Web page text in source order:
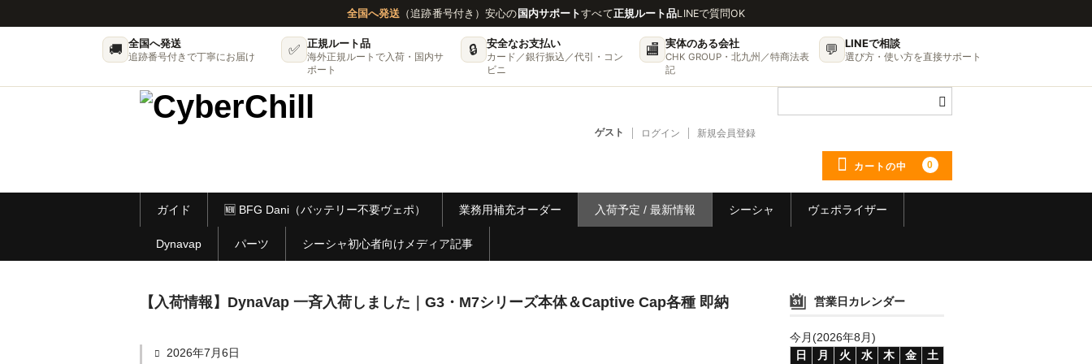
全国へ発送 （追跡番号付き）安心の 国内サポートすべて正規ルート品LINEで質問OK
🚚 全国へ発送
追跡番号付きで丁寧にお届け ✅ 正規ルート品
海外正規ルートで入荷・国内サ
ポート
🔒 安全なお支払い
カード／銀行振込／代引・コン
ビニ
🏬 実体のある会社
CHK GROUP・北九州／特商法表
記
💬 LINEで相談
選び方・使い方を直接サポート
ゲスト ログイン 新規会員登録
カートの中 0
ガイド 🆕 BFG Dani（バッテリー不要ヴェポ） 業務用補充オーダー 入荷予定 / 最新情報 シーシャ ヴェポライザー
Dynavap パーツ シーシャ初心者向けメディア記事
【入荷情報】DynaVap 一斉入荷しました｜G3・M7シリーズ本体＆Captive Cap各種 即納
2026年7月6日
営業日カレンダー
今月(2026年8月)
日
月 火 水 木 金 土